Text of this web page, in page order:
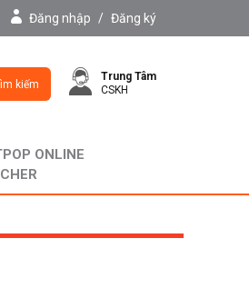
Đăng nhập / Đăng ký
kiếm
Trung Tâm
CSKH
ONLINE